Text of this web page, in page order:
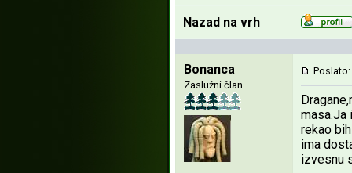
Nazad na vrh
Bonanca
Zaslužni član
Poslato:
masa.Ja
rekao
ima
izvesnu